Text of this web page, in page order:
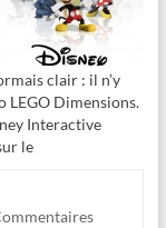
clair : il n’y
LEGO Dimensions.
Interactive
le